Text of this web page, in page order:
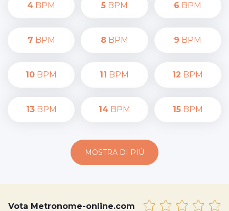
4 BPM 5BPM 6 BPM
7 BPM 8BPM 9 BPM
10 BPM 11 BPM 12 BPM
13BPM 14BPM 15BPM
MOSTRA DI PIÙ
Vota Metronome-online.com